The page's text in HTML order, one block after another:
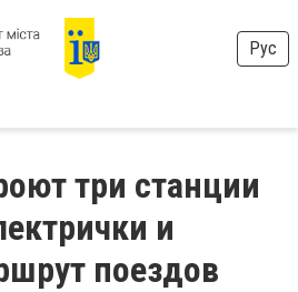
Рус
три станции
и
поездов